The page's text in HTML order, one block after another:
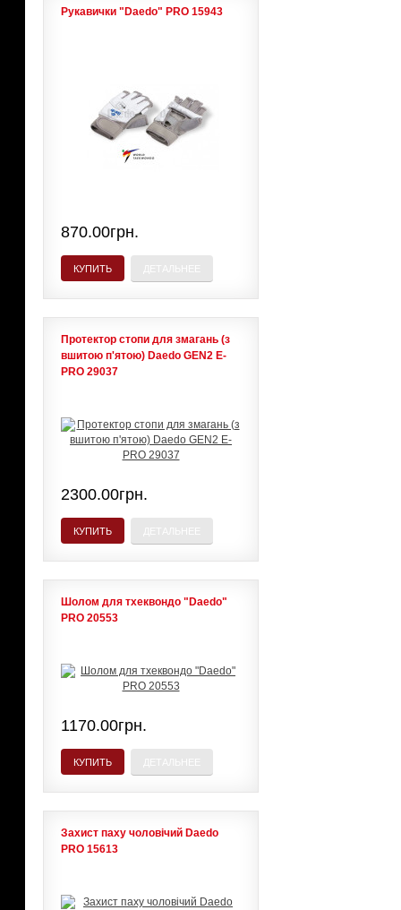
Рукавички "Daedo" PRO 15943
870.00грн.
КУПИТЬ
Протектор стопи для змагань (з
вшитою п'ятою) Daedo GEN2 E-
PRO 29037
2300.00грн.
КУПИТЬ
Шолом для тхеквондо "Daedo"
PRO 20553
1170.00грн.
КУПИТЬ
Захист паху чоловічий Daedo
PRO 15613